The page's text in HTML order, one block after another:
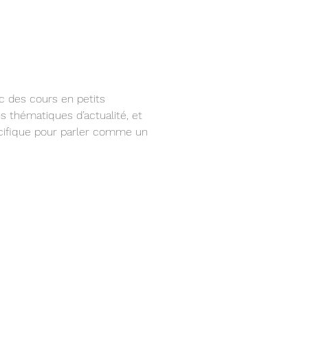
des cours en petits
thématiques d’actualité, et
pour parler comme un